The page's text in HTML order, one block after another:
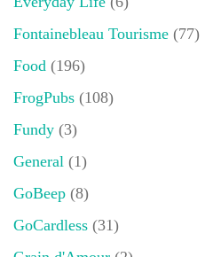
Fontainebleau Tourisme (77)
Food (196)
FrogPubs (108)
Fundy (3)
General (1)
GoBeep (8)
GoCardless (31)